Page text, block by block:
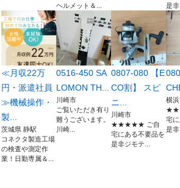
ヘルメット＆...
是非
≪月収22万
円・派遣社員
≫機械操作・
製...
茨城県 静駅
コネクタ製造工場
の検査や測定作
業！日勤専属＆...
0516-450 SA
LOMON TH...
川崎市
ご覧いただき有り
難うございます。
川崎...
0807-080 【E
CO割】 スピ
ニ...
川崎市
★★★★★ ご自
宅にある不要品を
是非ジモテ...
横
宅
是非